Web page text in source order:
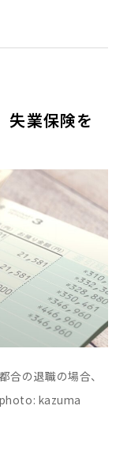
業保険を
合の退職の場合、
kazuma